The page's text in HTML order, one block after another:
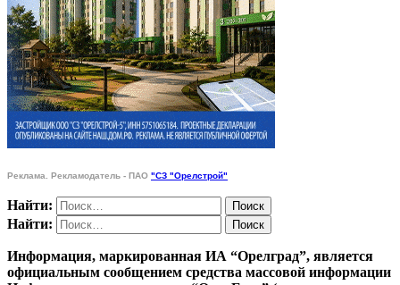
Реклама. Рекламодатель - ПАО "СЗ "Орелстрой"
Найти:
Найти:
Информация, маркированная ИА “Орелград”, является
официальным сообщением средства массовой информации